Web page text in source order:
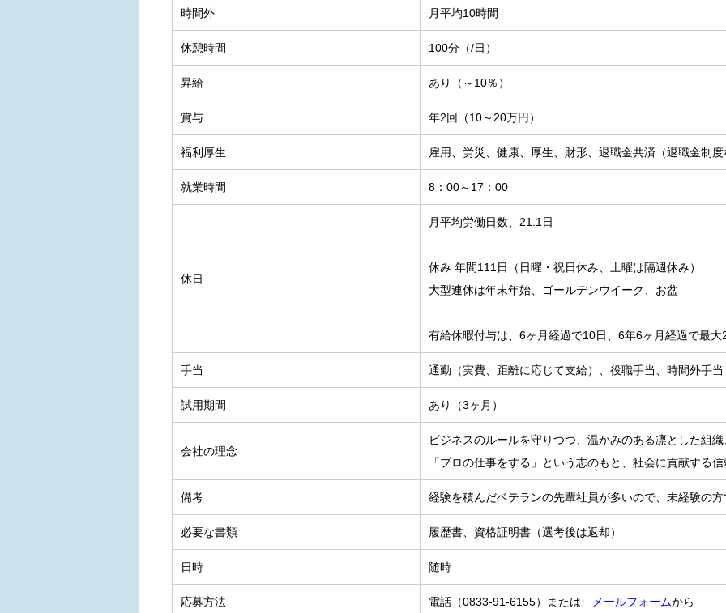
時間外 月平均10時間
休憩時間 100分（/日）
昇給 あり（～10％）
賞与 年2回（10～20万円）
福利厚生 雇用、労災、健康、厚生、財形、退職金共済（退職金制
就業時間 8：00～17：00
休日
月平均労働日数、21.1日
休み 年間111日（日曜・祝日休み、土曜は隔週休み）
大型連休は年末年始、ゴールデンウイーク、お盆
有給休暇付与は、6ヶ月経過で10日、6年6ヶ月経過で最大
手当 通勤（実費、距離に応じて支給）、役職手当、時間外手当
試用期間 あり（3ヶ月）
会社の理念
ビジネスのルールを守りつつ、温かみのある凛とした組織
「プロの仕事をする」という志のもと、社会に貢献する
備考 経験を積んだベテランの先輩社員が多いので、未経験の
必要な書類 履歴書、資格証明書（選考後は返却）
日時 随時
応募方法 電話（0833-91-6155）または メールフォームから